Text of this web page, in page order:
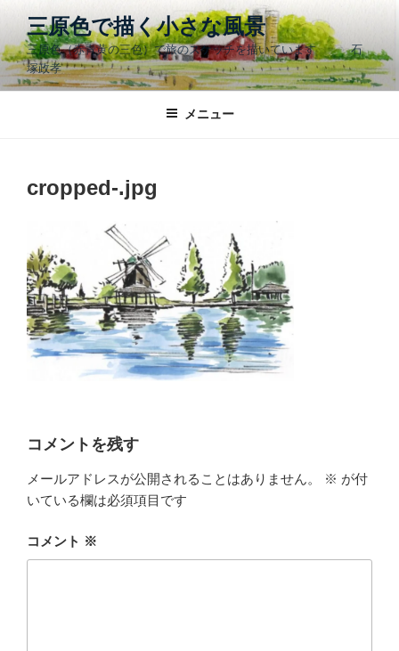
テ
ン
ツ
三原色で描く小さな風景
三原色（赤青黄の三色）で旅のスケッチを描いています 石
塚政孝
メニュー
cropped-.jpg
コメントを残す
メールアドレスが公開されることはありません。 ※ が付
いている欄は必須項目です
コメント ※